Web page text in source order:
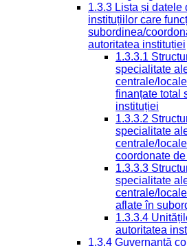
1.3.3 Lista și datele
instituțiilor care
subordinea/
autoritatea instituției
1.3.3.1
specialitate
centrale/
finanțate total
instituției
1.3.3.2
specialitate
centrale/
coordonate
1.3.3.3
specialitate
centrale/
aflate în
1.3.3.4
autoritatea
1.3.4 Guvernanță